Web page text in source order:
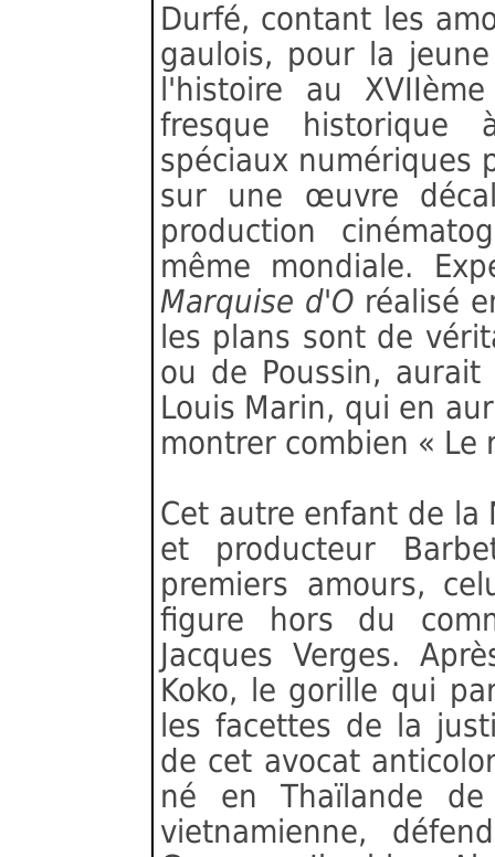
Durfé, contant les
gaulois, pour la
l'histoire au
fresque historique
spéciaux numériques
sur une œuvre
production
même mondiale.
Marquise d'O réalisé
les plans sont de
ou de Poussin,
Louis Marin, qui en
montrer combien « Le
Cet autre enfant de la
et producteur
premiers amours,
figure hors du
Jacques Verges.
Koko, le gorille qui
les facettes de la
de cet avocat
né en Thaïlande
vietnamienne,